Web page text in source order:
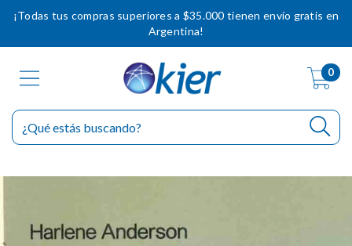
¡Todas tus compras superiores a $35.000 tienen envío gratis en
Argentina!
0